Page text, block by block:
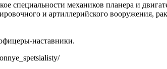
специальности механиков планера и
и артиллерийского вооружения,
наставники.